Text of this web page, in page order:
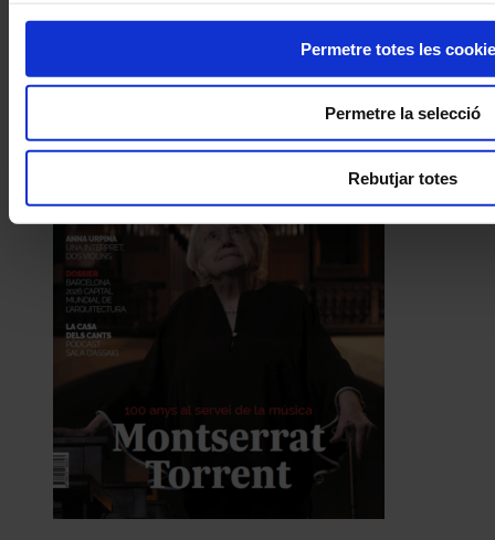
Permetre totes les
Permetre la selecció
Rebutjar totes